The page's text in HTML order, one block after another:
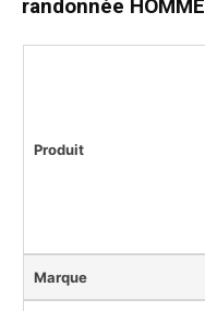
randonnée HOMME
Produit
Marque